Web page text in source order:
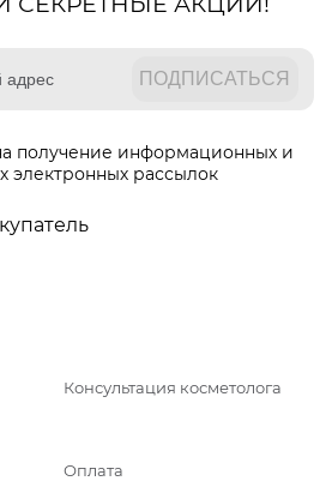
получение информационных и
электронных рассылок
Консультация косметолога
Оплата